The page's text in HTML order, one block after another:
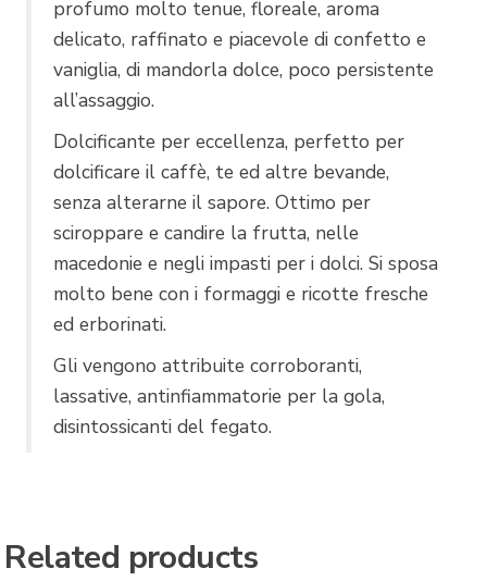
profumo molto tenue, floreale, aroma
delicato, raffinato e piacevole di confetto e
vaniglia, di mandorla dolce, poco persistente
all’assaggio.
Dolcificante per eccellenza, perfetto per
dolcificare il caffè, te ed altre bevande,
senza alterarne il sapore. Ottimo per
sciroppare e candire la frutta, nelle
macedonie e negli impasti per i dolci. Si sposa
molto bene con i formaggi e ricotte fresche
ed erborinati.
Gli vengono attribuite corroboranti,
lassative, antinfiammatorie per la gola,
disintossicanti del fegato.
Related products